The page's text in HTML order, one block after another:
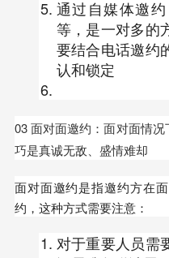
通过自媒体邀
等，是一对多的
要结合电话邀约
认和锁定
03 面对面邀约：面对面情
巧是真诚无敌、盛情难却
面对面邀约是指邀约方在
约，这种方式需要注意：
对于重要人员需